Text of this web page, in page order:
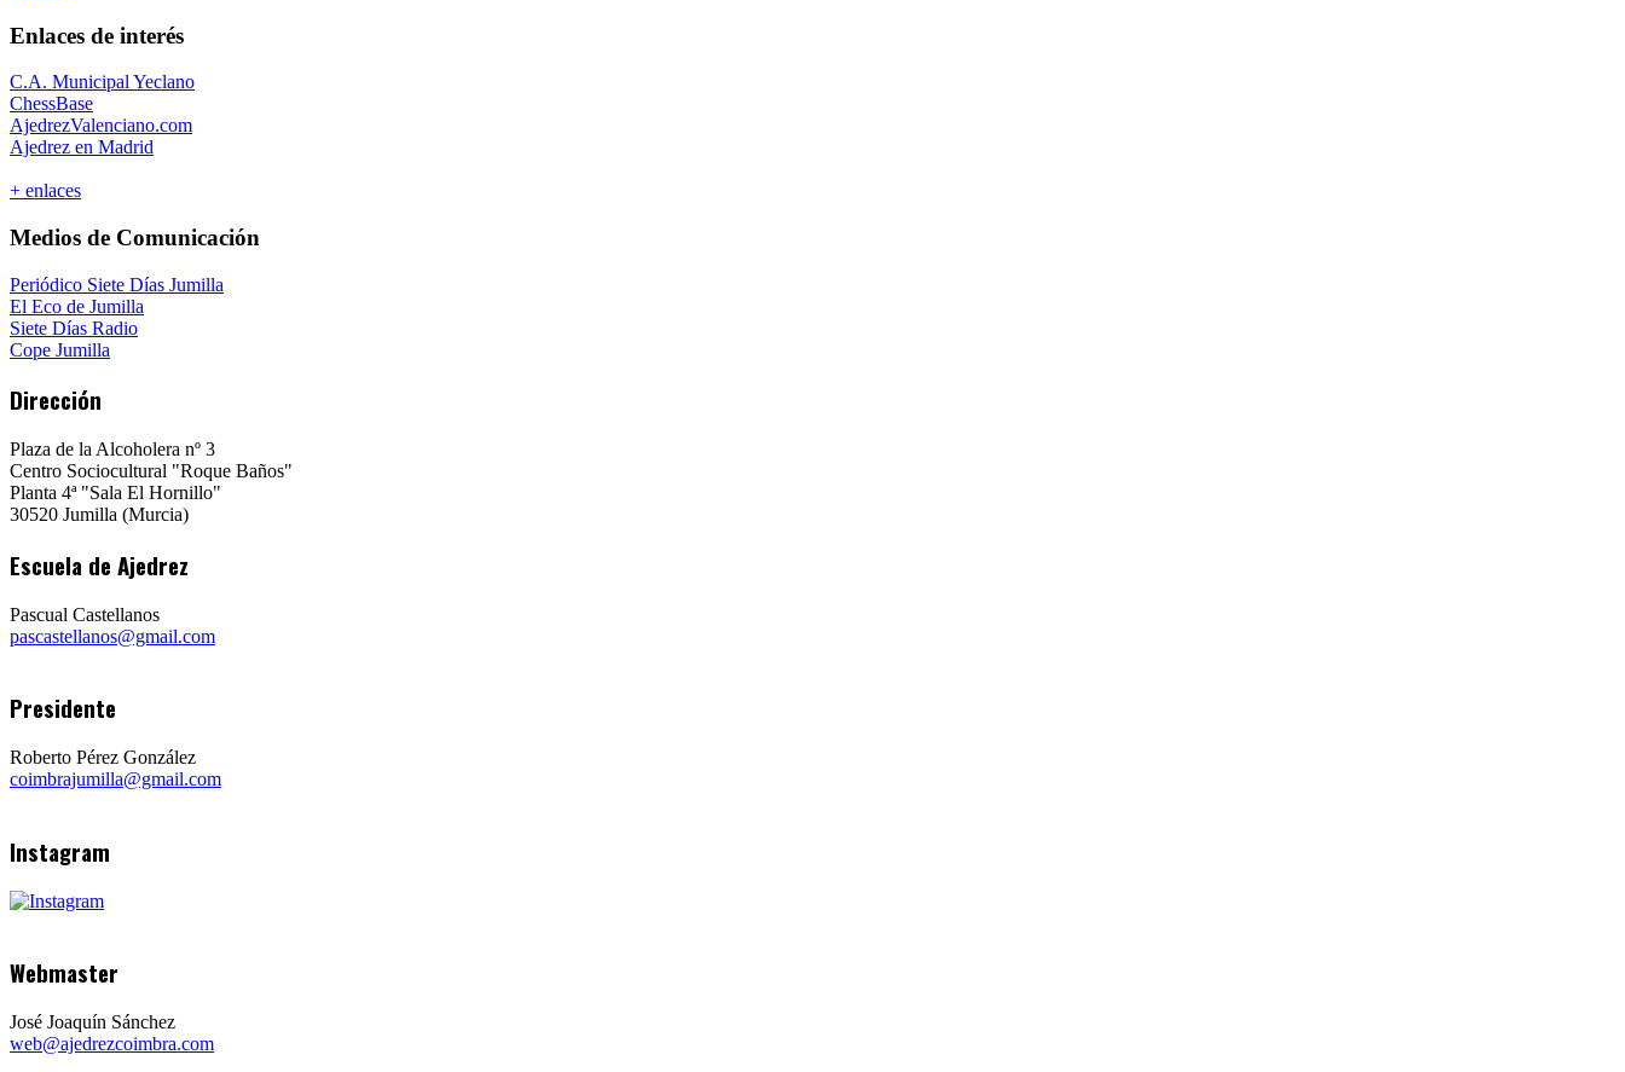
Enlaces de interés
C.A. Municipal Yeclano
ChessBase
AjedrezValenciano.com
Ajedrez en Madrid
+ enlaces
Medios de Comunicación
Periódico Siete Días Jumilla
El Eco de Jumilla
Siete Días Radio
Cope Jumilla
Dirección
Plaza de la Alcoholera nº 3
Centro Sociocultural "Roque Baños"
Planta 4ª "Sala El Hornillo"
30520 Jumilla (Murcia)
Escuela de Ajedrez
Pascual Castellanos
pascastellanos@gmail.com
Presidente
Roberto Pérez González
coimbrajumilla@gmail.com
Instagram
Webmaster
José Joaquín Sánchez
web@ajedrezcoimbra.com